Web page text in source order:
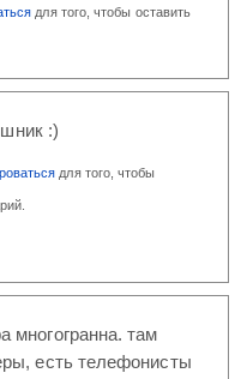
для того, чтобы оставить
:)
для того, чтобы
многогранна. там
есть телефонисты